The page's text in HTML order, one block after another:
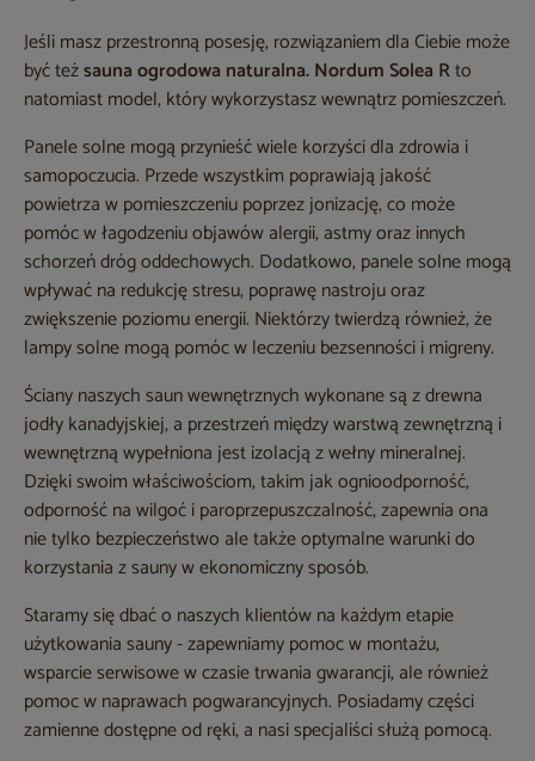
Jeśli masz przestronną posesję, rozwiązaniem dla Ciebie może
być teżsauna ogrodowa naturalna. Nordum Solea Rto
natomiast model, który wykorzystasz wewnątrz pomieszczeń.
Panele solne mogą przynieść wiele korzyści dla zdrowia i
samopoczucia. Przede wszystkim poprawiają jakość
powietrza w pomieszczeniu poprzez jonizację, co może
pomóc w łagodzeniu objawów alergii, astmy oraz innych
schorzeń dróg oddechowych. Dodatkowo, panele solne mogą
wpływać na redukcję stresu, poprawę nastroju oraz
zwiększenie poziomu energii. Niektórzy twierdzą również, że
lampy solne mogą pomóc w leczeniu bezsenności i migreny.
Ściany naszych saun wewnętrznych wykonane są z drewna
jodły kanadyjskiej, a przestrzeń między warstwą zewnętrzną i
wewnętrzną wypełniona jest izolacją z wełny mineralnej.
Dzięki swoim właściwościom, takim jak ognioodporność,
odporność na wilgoć i paroprzepuszczalność, zapewnia ona
nie tylko bezpieczeństwo ale także optymalne warunki do
korzystania z sauny w ekonomiczny sposób.
Staramy się dbać o naszych klientów na każdym etapie
użytkowania sauny - zapewniamy pomoc w montażu,
wsparcie serwisowe w czasie trwania gwarancji, ale również
pomoc w naprawach pogwarancyjnych. Posiadamy części
zamienne dostępne od ręki, a nasi specjaliści służą pomocą.